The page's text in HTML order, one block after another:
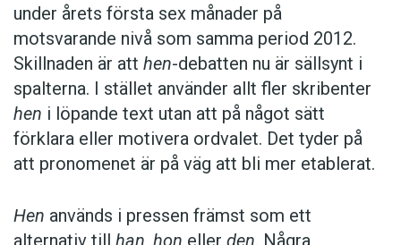
under årets första sex månader på
motsvarande nivå som samma period 2012.
Skillnaden är att hen-debatten nu är sällsynt i
spalterna. I stället använder allt fler skribenter
hen i löpande text utan att på något sätt
förklara eller motivera ordvalet. Det tyder på
att pronomenet är på väg att bli mer etablerat.
Hen används i pressen främst som ett
alternativ till han hon eller den . Några